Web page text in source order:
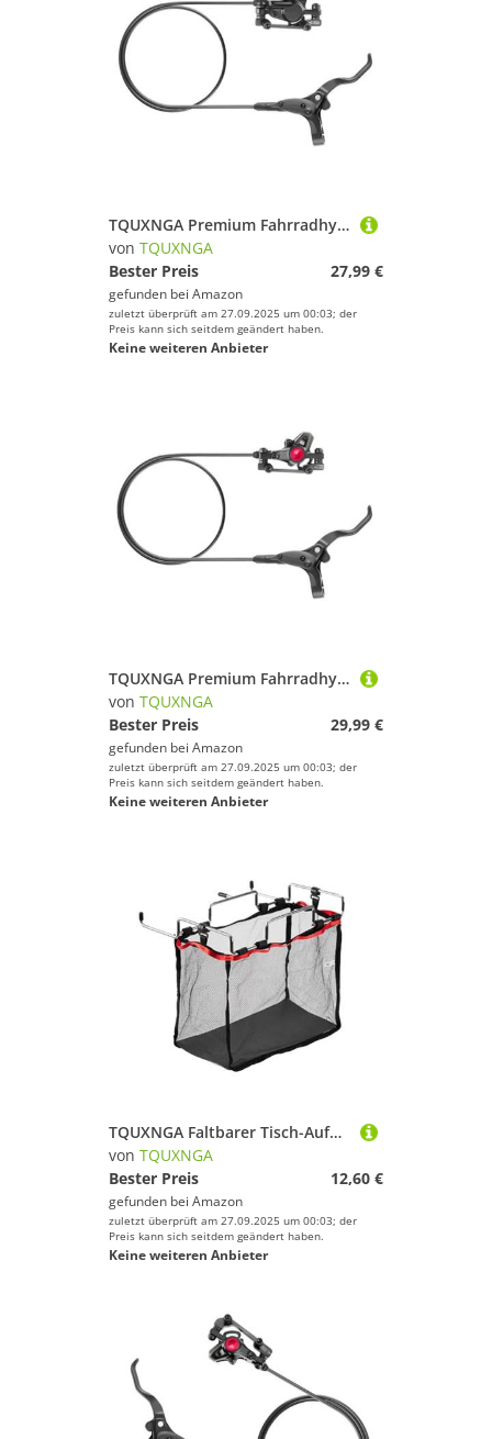
TQUXNGA Premium Fahrradhydraulikscheibenbremsbremssättiger Wetterfestes Design Für All Terrain Bremsräder Hydraulikscheibenbremse
von TQUXNGA
Bester Preis
27,99 €
gefunden bei Amazon
zuletzt überprüft am 27.09.2025 um 00:03; der
Preis kann sich seitdem geändert haben.
Keine weiteren Anbieter
TQUXNGA Premium Fahrradhydraulikscheibenbremsbremssättiger Wetterfestes Design Für All Terrain Bremsräder Hydraulikscheibenbremse
von TQUXNGA
Bester Preis
29,99 €
gefunden bei Amazon
zuletzt überprüft am 27.09.2025 um 00:03; der
Preis kann sich seitdem geändert haben.
Keine weiteren Anbieter
TQUXNGA Faltbarer Tisch-Aufbewahrungsnetz, Müllbeutelhalter mit Netzen, tragbarer Tisch-Müllständer, Aufhänger, Camping-Zubehör, langlebig für Picknicks, Outdoor, Camping, Grillen
von TQUXNGA
Bester Preis
12,60 €
gefunden bei Amazon
zuletzt überprüft am 27.09.2025 um 00:03; der
Preis kann sich seitdem geändert haben.
Keine weiteren Anbieter